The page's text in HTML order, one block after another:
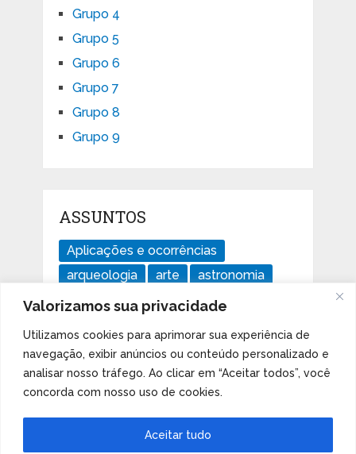
Valorizamos sua privacidade
Utilizamos cookies para aprimorar sua experiência de
navegação, exibir anúncios ou conteúdo personalizado e
analisar nosso tráfego. Ao clicar em “Aceitar todos”, você
concorda com nosso uso de cookies.
Aceitar tudo
Grupo 4
Grupo 5
Grupo 6
Grupo 7
Grupo 8
Grupo 9
ASSUNTOS
Aplicações e ocorrências
arqueologia
arte
astronomia
divertido
ensaios
geologia
Livros
mudanças climáticas
notícias
Orbital d
Orbital f
Orbital p
Orbital s software